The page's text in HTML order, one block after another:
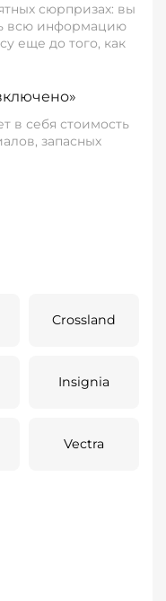
сюрпризах: вы
всю информацию
еще до того, как
в себя стоимость
запасных
Crossland
Insignia
Vectra